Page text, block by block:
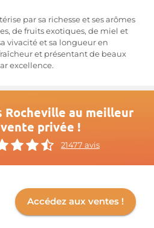
par sa richesse et ses arômes
de fruits exotiques, de miel et
vivacité et sa longueur en
et présentant de beaux
excellence.
Rocheville au meilleur
privée !
21477 avis
Accédez aux ventes !